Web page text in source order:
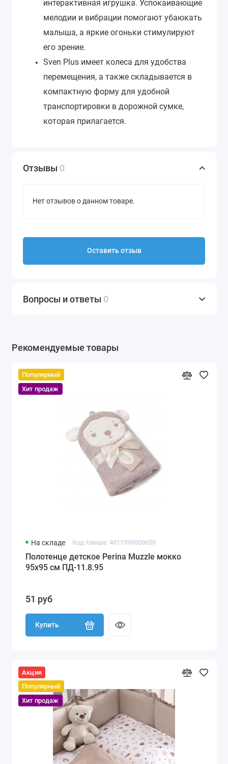
интерактивная игрушка. Успокаивающие
мелодии и вибрации помогают убаюкать
малыша, а яркие огоньки стимулируют
его зрение.
Sven Plus имеет колеса для удобства
перемещения, а также складывается в
компактную форму для удобной
транспортировки в дорожной сумке,
которая прилагается.
Отзывы 0
Нет отзывов о данном товаре.
Оставить отзыв
Вопросы и ответы 0
Рекомендуемые товары
Популярный
Хит продаж
На складе Код товара: 4811599009659
Полотенце детское Perina Muzzle мокко
95х95 см ПД-11.8.95
51 руб
Купить
Акция
Популярный
Хит продаж